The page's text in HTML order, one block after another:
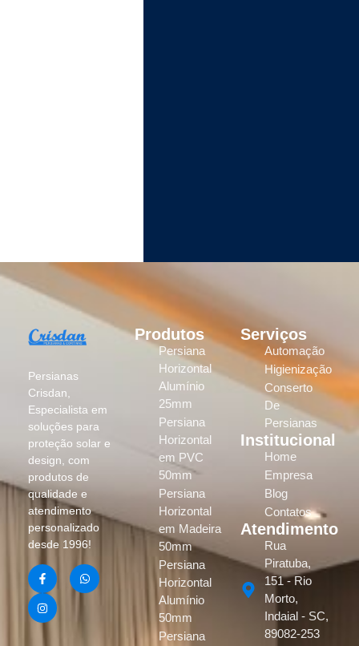
Persianas
Crisdan,
Especialista em
soluções para
proteção solar e
design, com
produtos de
qualidade e
atendimento
personalizado
desde 1996!
Produtos
Persiana
Horizontal
Alumínio
25mm
Persiana
Horizontal
em PVC
50mm
Persiana
Horizontal
em Madeira
50mm
Persiana
Horizontal
Alumínio
50mm
Persiana
Serviços
Automação
Higienização
Conserto
De
Persianas
Institucional
Home
Empresa
Blog
Contatos
Atendimento
Rua
Piratuba,
151 - Rio
Morto,
Indaial - SC,
89082-253